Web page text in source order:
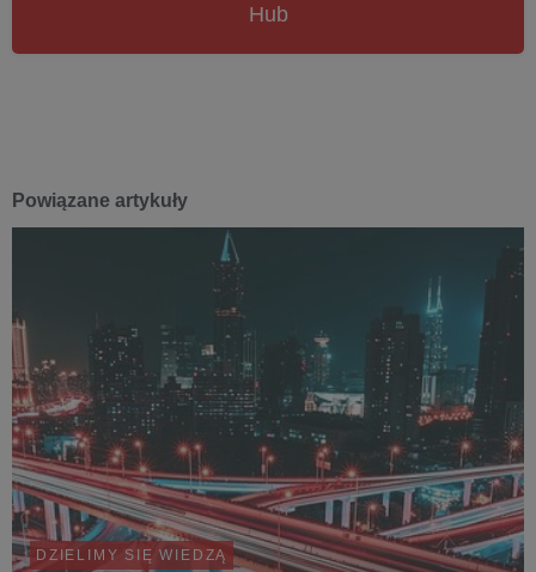
Hub
Powiązane artykuły
DZIELIMY SIĘ WIEDZĄ